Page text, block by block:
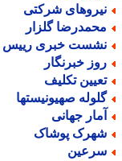
شرکتی
گلزار
خبری رییس
خبرنگار
تکلیف
صهیونیستها
جهانی
پوشاک